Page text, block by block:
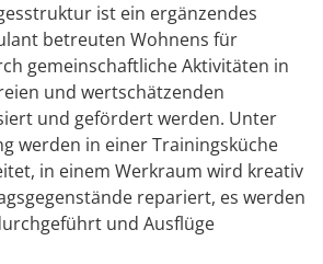
ist ein ergänzendes
betreuten Wohnens für
gemeinschaftliche Aktivitäten in
und wertschätzenden
und gefördert werden. Unter
werden in einer Trainingsküche
in einem Werkraum wird kreativ
repariert, es werden
und Ausflüge